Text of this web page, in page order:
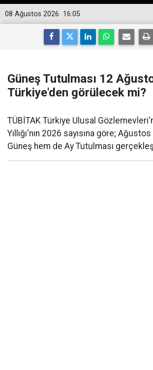
16:05
08 Ağustos 2026
Güneş Tutulması 12
Türkiye'den görülecek mi?
TÜBİTAK Türkiye Ulusal
Yıllığı'nın 2026 sayısına göre;
Güneş hem de Ay Tutulması